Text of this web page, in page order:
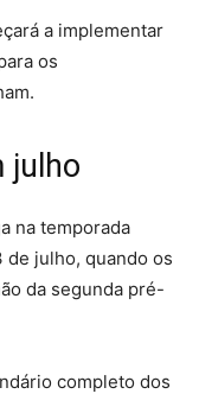
a implementar
os
julho
na temporada
de julho, quando os
da segunda pré-
completo dos